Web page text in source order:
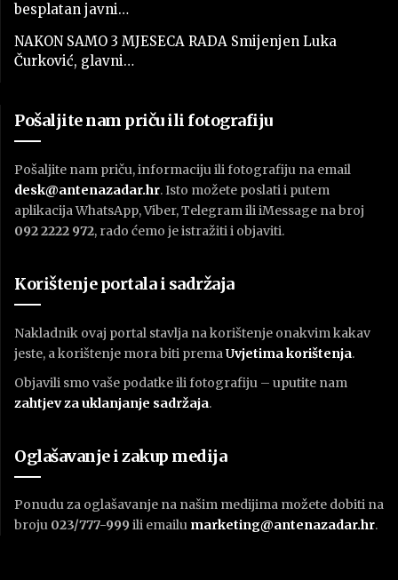
besplatan javni…
NAKON SAMO 3 MJESECA RADA Smijenjen Luka
Čurković, glavni…
Pošaljite nam priču ili fotografiju
Pošaljite nam priču, informaciju ili fotografiju na email
desk@antenazadar.hr. Isto možete poslati i putem
aplikacija WhatsApp, Viber, Telegram ili iMessage na broj
092 2222 972, rado ćemo je istražiti i objaviti.
Korištenje portala i sadržaja
Nakladnik ovaj portal stavlja na korištenje onakvim kakav
jeste, a korištenje mora biti prema Uvjetima korištenja.
Objavili smo vaše podatke ili fotografiju – uputite nam
zahtjev za uklanjanje sadržaja.
Oglašavanje i zakup medija
Ponudu za oglašavanje na našim medijima možete dobiti na
broju 023/777-999 ili emailu marketing@antenazadar.hr.